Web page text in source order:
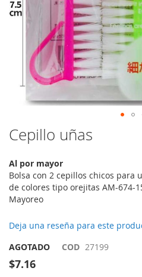
Saltar
al
de
la
galería
de
Cepillo uñas
Al por mayor
Bolsa con 2 cepillos chicos para
de colores tipo orejitas AM-674-
Mayoreo
Deja una reseña para este
AGOTADO
COD 27199
$7.16